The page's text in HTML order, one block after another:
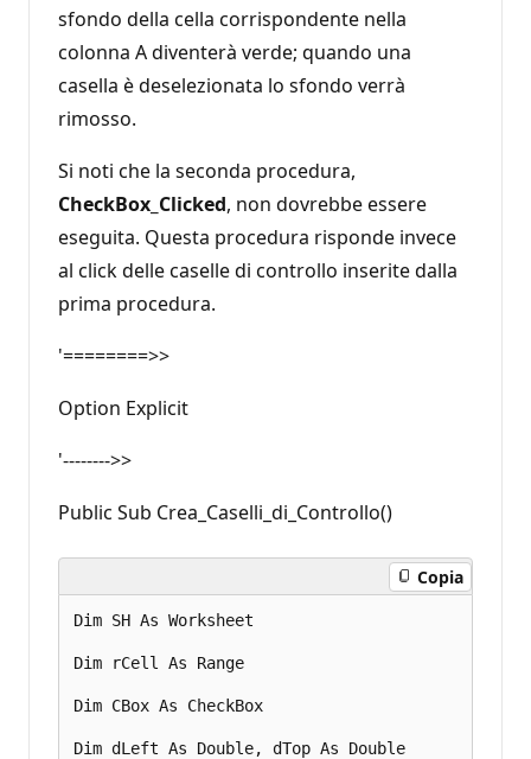
sfondo della cella corrispondente nella
colonna A diventerà verde; quando una
casella è deselezionata lo sfondo verrà
rimosso.
Si noti che la seconda procedura,
CheckBox_Clicked, non dovrebbe essere
eseguita. Questa procedura risponde invece
al click delle caselle di controllo inserite dalla
prima procedura.
'========>>
Option Explicit
'-------->>
Public Sub Crea_Caselli_di_Controllo()
Copia
Dim SH As Worksheet
Dim rCell As Range
Dim CBox As CheckBox
Dim dLeft As Double, dTop As Double